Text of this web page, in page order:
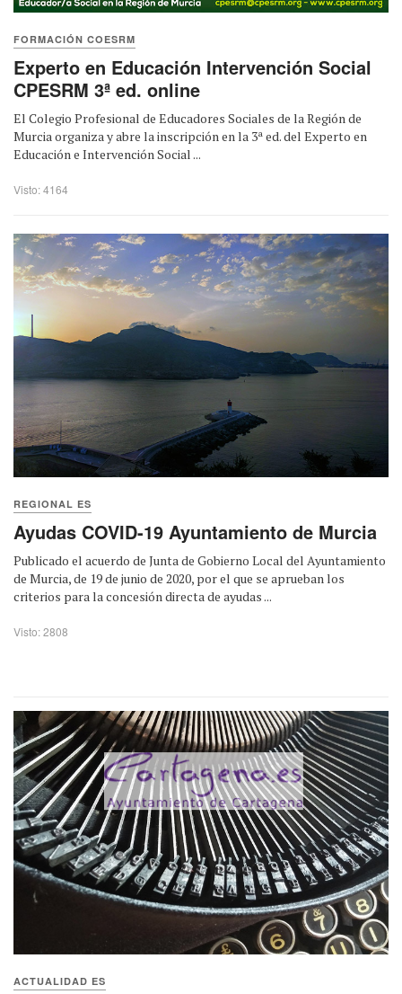
FORMACIÓN COESRM
Experto en Educación Intervención Social
CPESRM 3ª ed. online
El Colegio Profesional de Educadores Sociales de la Región de
Murcia organiza y abre la inscripción en la 3ª ed. del Experto en
Educación e Intervención Social ...
Visto: 4164
REGIONAL ES
Ayudas COVID-19 Ayuntamiento de Murcia
Publicado el acuerdo de Junta de Gobierno Local del Ayuntamiento
de Murcia, de 19 de junio de 2020, por el que se aprueban los
criterios para la concesión directa de ayudas ...
Visto: 2808
ACTUALIDAD ES